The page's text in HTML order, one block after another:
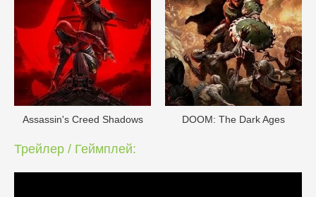
Assassin's Creed Shadows DOОM: The Dark Ages
Трейлер / Геймплей: